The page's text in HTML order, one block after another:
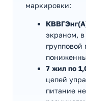
маркировки:
экраном, в
групповой
7 жил по
цепей
питание